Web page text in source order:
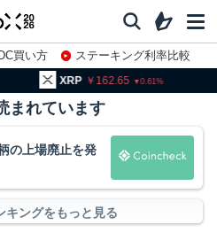
買い方
ステーキング利率比較
162.65 0.61
まれています
の上場廃止を発
キングをもっと見る